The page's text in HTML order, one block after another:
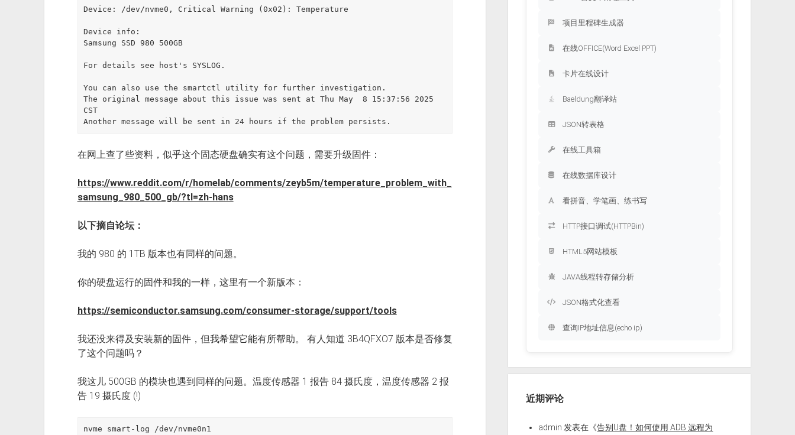
Device: /dev/nvme0, Critical Warning (0x02): Temperature
Device info:
Samsung SSD 980 500GB
For details see host's SYSLOG.
You can also use the smartctl utility for further investigation.
The original message about this issue was sent at Thu May  8 15:37:56 2025
CST
Another message will be sent in 24 hours if the problem persists.
在网上查了些资料，似乎这个固态硬盘确实有这个问题，需要升级固件：
https://www.reddit.com/r/homelab/comments/zeyb5m/temperature_problem_with_
samsung_980_500_gb/?tl=zh-hans
以下摘自论坛：
我的 980 的 1TB 版本也有同样的问题。
你的硬盘运行的固件和我的一样，这里有一个新版本：
https://semiconductor.samsung.com/consumer-storage/support/tools
我还没来得及安装新的固件，但我希望它能有所帮助。 有人知道 3B4QFXO7 版本是否修复
了这个问题吗？
我这儿 500GB 的模块也遇到同样的问题。温度传感器 1 报告 84 摄氏度，温度传感器 2 报
告 19 摄氏度 (!)
nvme smart-log /dev/nvme0n1
项目里程碑生成器
在线OFFICE(Word Excel PPT)
卡片在线设计
Baeldung翻译站
JSON转表格
在线工具箱
在线数据库设计
看拼音、学笔画、练书写
HTTP接口调试(HTTPBin)
HTML5网站模板
JAVA线程转存储分析
JSON格式化查看
查询IP地址信息(echo ip)
近期评论
admin 发表在《告别U盘！如何使用 ADB 远程为